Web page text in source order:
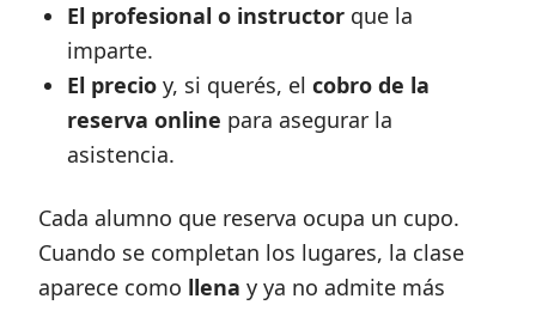
El profesional o instructor que la
imparte.
El precio y, si querés, el cobro de la
reserva online para asegurar la
asistencia.
Cada alumno que reserva ocupa un cupo.
Cuando se completan los lugares, la clase
aparece como llena y ya no admite más